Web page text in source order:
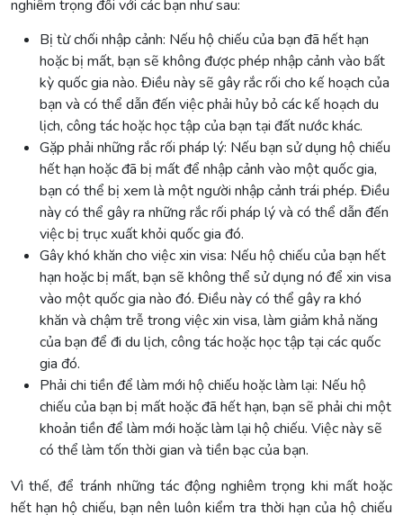
nghiêm trọng đối với các bạn như sau:
Bị từ chối nhập cảnh: Nếu hộ chiếu của bạn đã hết hạn
hoặc bị mất, bạn sẽ không được phép nhập cảnh vào bất
kỳ quốc gia nào. Điều này sẽ gây rắc rối cho kế hoạch của
bạn và có thể dẫn đến việc phải hủy bỏ các kế hoạch du
lịch, công tác hoặc học tập của bạn tại đất nước khác.
Gặp phải những rắc rối pháp lý: Nếu bạn sử dụng hộ chiếu
hết hạn hoặc đã bị mất để nhập cảnh vào một quốc gia,
bạn có thể bị xem là một người nhập cảnh trái phép. Điều
này có thể gây ra những rắc rối pháp lý và có thể dẫn đến
việc bị trục xuất khỏi quốc gia đó.
Gây khó khăn cho việc xin visa: Nếu hộ chiếu của bạn hết
hạn hoặc bị mất, bạn sẽ không thể sử dụng nó để xin visa
vào một quốc gia nào đó. Điều này có thể gây ra khó
khăn và chậm trễ trong việc xin visa, làm giảm khả năng
của bạn để đi du lịch, công tác hoặc học tập tại các quốc
gia đó.
Phải chi tiền để làm mới hộ chiếu hoặc làm lại: Nếu hộ
chiếu của bạn bị mất hoặc đã hết hạn, bạn sẽ phải chi một
khoản tiền để làm mới hoặc làm lại hộ chiếu. Việc này sẽ
có thể làm tốn thời gian và tiền bạc của bạn.
Vì thế, để tránh những tác động nghiêm trọng khi mất hoặc
hết hạn hộ chiếu, bạn nên luôn kiểm tra thời hạn của hộ chiếu